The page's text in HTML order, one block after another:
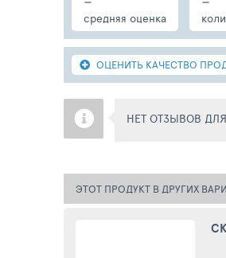
средняя оценка
ОЦЕНИТЬ КАЧЕСТВО
НЕТ ОТЗЫВОВ
ЭТОТ ПРОДУКТ В ДРУГИХ